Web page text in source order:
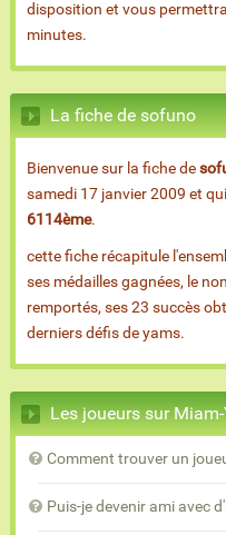
disposition et vous
minutes.
La fiche de sofuno
Bienvenue sur la fiche de
samedi 17 janvier 2009 et
6114ème.
cette fiche récapitule
ses médailles gagnées, le
remportés, ses 23 succès
derniers défis de yams.
Les joueurs sur
Comment trouver un
Puis-je devenir ami avec